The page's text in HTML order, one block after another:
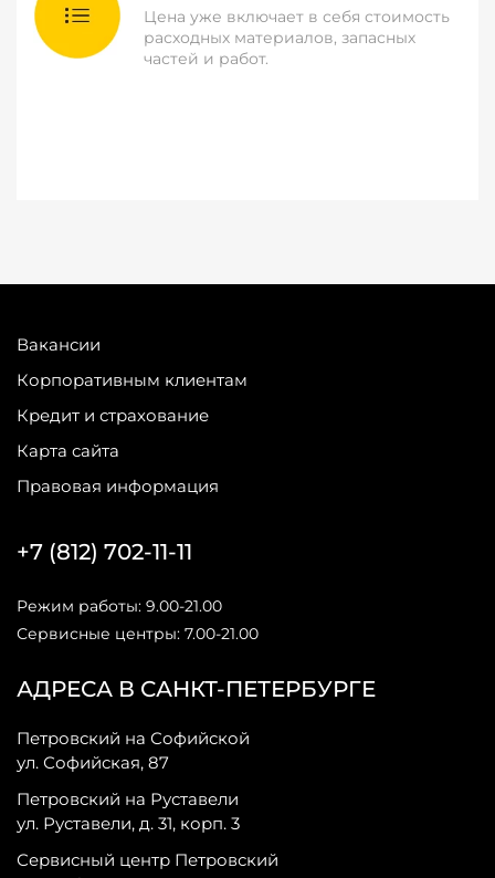
Цена уже включает в себя стоимость
расходных материалов, запасных
частей и работ.
Вакансии
Корпоративным клиентам
Кредит и страхование
Карта сайта
Правовая информация
АДРЕСА В САНКТ-ПЕТЕРБУРГЕ
Петровский на Софийской
ул. Софийская, 87
Петровский на Руставели
ул. Руставели, д. 31, корп. 3
Сервисный центр Петровский
+7 (812) 702-11-11
Режим работы: 9.00-21.00
Сервисные центры: 7.00-21.00